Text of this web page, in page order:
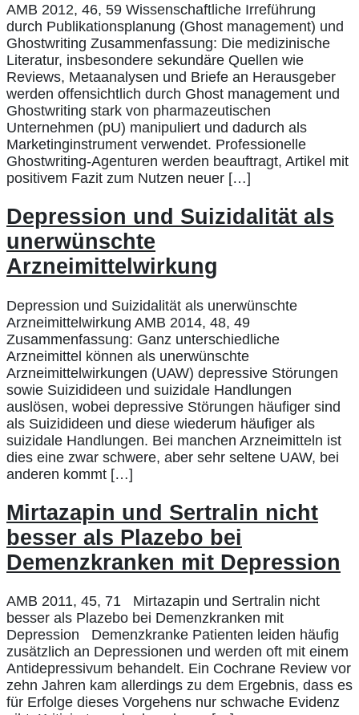
AMB 2012, 46, 59 Wissenschaftliche Irreführung
durch Publikationsplanung (Ghost management) und
Ghostwriting Zusammenfassung: Die medizinische
Literatur, insbesondere sekundäre Quellen wie
Reviews, Metaanalysen und Briefe an Herausgeber
werden offensichtlich durch Ghost management und
Ghostwriting stark von pharmazeutischen
Unternehmen (pU) manipuliert und dadurch als
Marketinginstrument verwendet. Professionelle
Ghostwriting-Agenturen werden beauftragt, Artikel mit
positivem Fazit zum Nutzen neuer […]
Depression und Suizidalität als
unerwünschte
Arzneimittelwirkung
Depression und Suizidalität als unerwünschte
Arzneimittelwirkung AMB 2014, 48, 49
Zusammenfassung: Ganz unterschiedliche
Arzneimittel können als unerwünschte
Arzneimittelwirkungen (UAW) depressive Störungen
sowie Suizidideen und suizidale Handlungen
auslösen, wobei depressive Störungen häufiger sind
als Suizidideen und diese wiederum häufiger als
suizidale Handlungen. Bei manchen Arzneimitteln ist
dies eine zwar schwere, aber sehr seltene UAW, bei
anderen kommt […]
Mirtazapin und Sertralin nicht
besser als Plazebo bei
Demenzkranken mit Depression
AMB 2011, 45, 71 Mirtazapin und Sertralin nicht
besser als Plazebo bei Demenzkranken mit
Depression Demenzkranke Patienten leiden häufig
zusätzlich an Depressionen und werden oft mit einem
Antidepressivum behandelt. Ein Cochrane Review vor
zehn Jahren kam allerdings zu dem Ergebnis, dass es
für Erfolge dieses Vorgehens nur schwache Evidenz